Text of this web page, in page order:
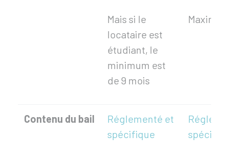
Mais si le
locataire est
étudiant, le
minimum est
de 9 mois
Contenu du bail
Réglementé et
spécifique